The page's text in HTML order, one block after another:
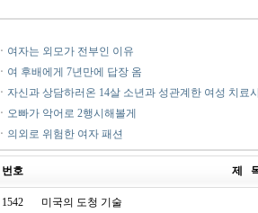
ㆍ 여자는 외모가 전부인 이유
ㆍ 여 후배에게 7년만에 답장 옴
ㆍ 자신과 상담하러온 14살 소년과 성관계한 여성 치료
ㆍ 오빠가 악어로 2행시해볼게
ㆍ 의외로 위험한 여자 패션
번호 제
1542 미국의 도청 기술